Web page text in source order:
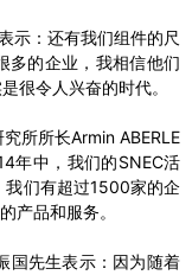
示：还有我们组件的尺
多的企业，我相信他们
很令人兴奋的时代。
所所长Armin ABERLE
年中，我们的SNEC活
我们有超过1500家的企
产品和服务。
国先生表示：因为随着